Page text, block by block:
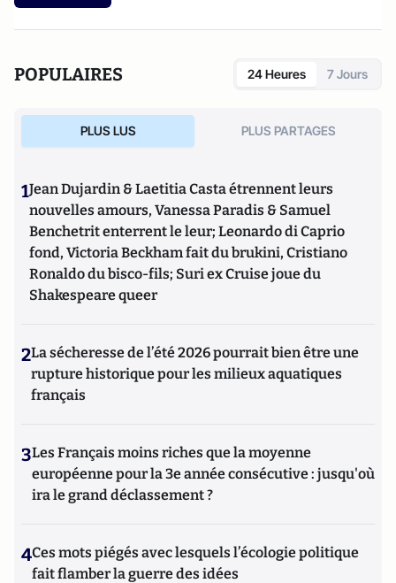
POPULAIRES 24 Heures 7 Jours
PLUS LUS PLUS PARTAGES
1Jean Dujardin & Laetitia Casta étrennent leurs
nouvelles amours, Vanessa Paradis & Samuel
Benchetrit enterrent le leur; Leonardo di Caprio
fond, Victoria Beckham fait du brukini, Cristiano
Ronaldo du bisco-fils; Suri ex Cruise joue du
Shakespeare queer
2La sécheresse de l’été 2026 pourrait bien être une
rupture historique pour les milieux aquatiques
français
3Les Français moins riches que la moyenne
européenne pour la 3e année consécutive : jusqu'où
ira le grand déclassement ?
4Ces mots piégés avec lesquels l’écologie politique
fait flamber la guerre des idées